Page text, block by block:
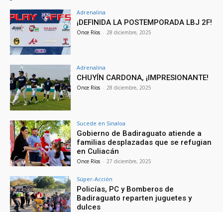
Adrenalina
¡DEFINIDA LA POSTEMPORADA LBJ 2F!
Once Ríos - 28 diciembre, 2025
Adrenalina
CHUYÍN CARDONA, ¡IMPRESIONANTE!
Once Ríos - 28 diciembre, 2025
Sucede en Sinaloa
Gobierno de Badiraguato atiende a
familias desplazadas que se refugian
en Culiacán
Once Ríos - 27 diciembre, 2025
Súper-Acción
Policías, PC y Bomberos de
Badiraguato reparten juguetes y
dulces